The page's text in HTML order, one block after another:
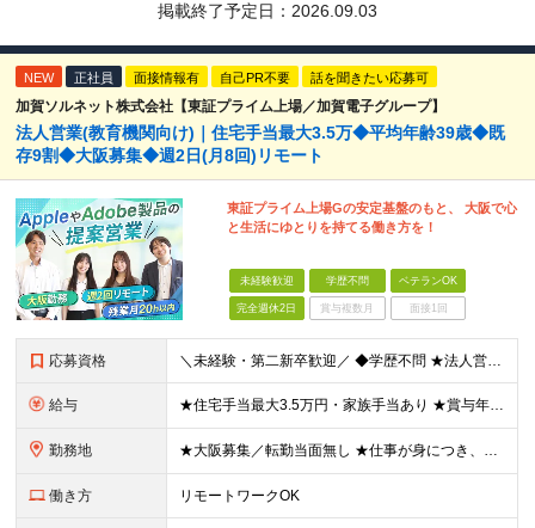
掲載終了予定日： 2026.09.03
NEW 正社員 面接情報有 自己PR不要 話を聞きたい応募可
加賀ソルネット株式会社【東証プライム上場／加賀電子グループ】
法人営業(教育機関向け)｜住宅手当最大3.5万◆平均年齢39歳◆既
存9割◆大阪募集◆週2日(月8回)リモート
東証プライム上場Gの安定基盤のもと、 大阪で心
と生活にゆとりを持てる働き方を！
未経験歓迎 学歴不問 ベテランOK
完全週休2日 賞与複数月 面接1回
応募資格 ＼未経験・第二新卒歓迎／ ◆学歴不問 ★法人営業未経験、IT業界未経験の方が多数活躍しています！ 「安定した環境で長く働きたい」 「過度なノルマから解放されたい」 「プライベートの時間も大切にしたい
給与 ★住宅手当最大3.5万円・家族手当あり ★賞与年2回（業績次第では決算賞与支給あり） 【想定年収400万円～】 ◆月給245,500円～347,200円（一律手当を含む）＋各種手当＋賞与年2回（業績
勤務地 ★大阪募集／転勤当面無し ★仕事が身につき、任せられるようになったタイミングからテレワーク業務も可能！ ★直行直帰OK・帰社義務なし 大阪営業所：大阪府大阪市中央区南船場2-2-6 加賀ビル5F
働き方 リモートワークOK